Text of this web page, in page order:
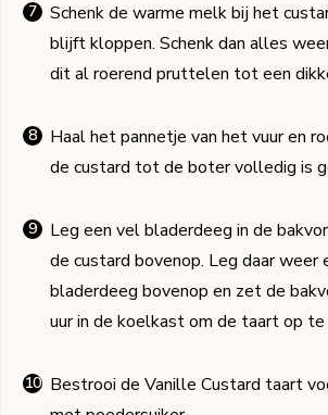
Schenk de warme melk bij het
blijft kloppen. Schenk dan alles
dit al roerend pruttelen tot een
Haal het pannetje van het vuur en
de custard tot de boter volledig is
Leg een vel bladerdeeg in de
de custard bovenop. Leg daar weer
bladerdeeg bovenop en zet de
uur in de koelkast om de taart op
Bestrooi de Vanille Custard taart